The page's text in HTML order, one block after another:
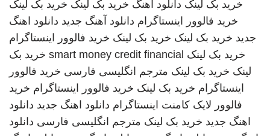
خرید بک لینک دانلود اهنگ خرید بک لینک خرید بک لینک
خرید فالوور اینستاگرام دانلود آهنگ جدید دانلود اهنگ
جدید خرید بک لینک خرید بک لینک خرید فالوور اینستاگرام
خرید بک لینک smart money credit financial خرید بک
لینک خرید بک لینک مترجم انگلیسی فارسی خرید فالوور
اینستاگرام خرید بک لینک خرید فالوور اینستاگرام خرید
فالوور لایک کامنت اینستاگرام دانلود اهنگ جدید دانلود
اهنگ جدید خرید بک لینک مترجم انگلیسی فارسی دانلود